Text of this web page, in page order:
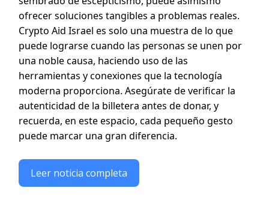
ofrecer soluciones tangibles a problemas reales.
Crypto Aid Israel es solo una muestra de lo que
puede lograrse cuando las personas se unen por
una noble causa, haciendo uso de las
herramientas y conexiones que la tecnología
moderna proporciona. Asegúrate de verificar la
autenticidad de la billetera antes de donar, y
recuerda, en este espacio, cada pequeño gesto
puede marcar una gran diferencia.
Leer noticia completa